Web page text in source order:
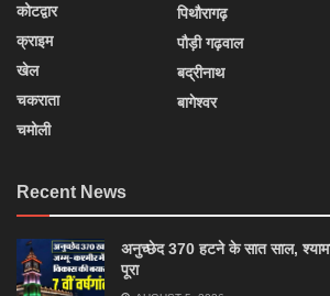
कोटद्वार
क्राइम
खेल
चकराता
चमोली
पिथौरागढ़
पौड़ी गढ़वाल
बद्रीनाथ
बागेश्वर
Recent News
अनुच्छेद 370 हटने के सात साल,
पूरा